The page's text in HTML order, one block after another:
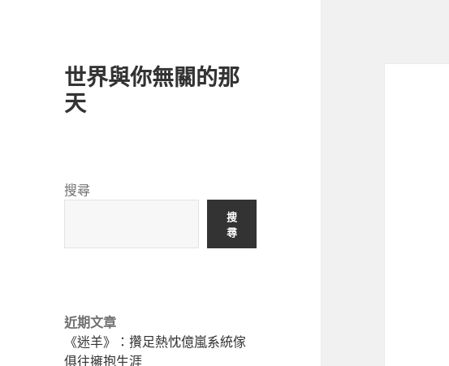
世界與你無關的那
天
搜尋
搜
尋
近期文章
《迷羊》：攢足熱忱億嵐系統傢
俱往擁抱生涯